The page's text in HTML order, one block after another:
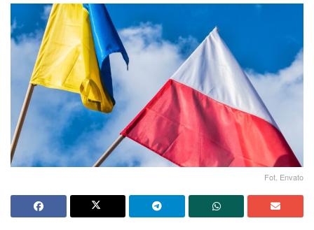
Fot. Envato